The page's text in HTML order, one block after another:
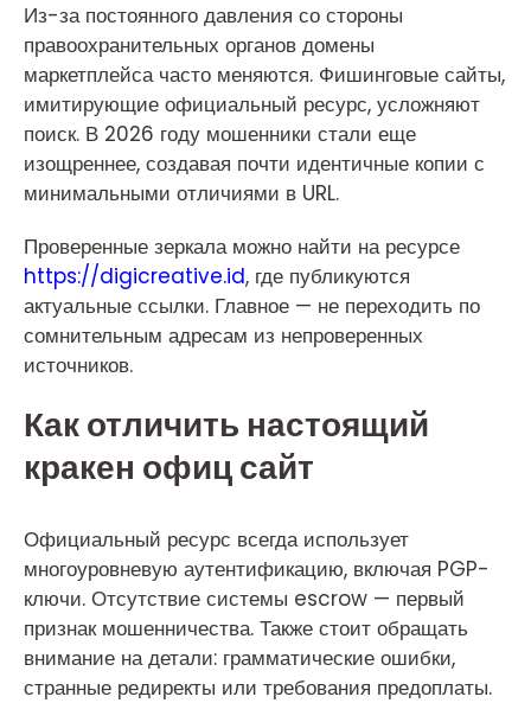
Из-за постоянного давления со стороны
правоохранительных органов домены
маркетплейса часто меняются. Фишинговые сайты,
имитирующие официальный ресурс, усложняют
поиск. В 2026 году мошенники стали еще
изощреннее, создавая почти идентичные копии с
минимальными отличиями в URL.
Проверенные зеркала можно найти на ресурсе
https://digicreative.id, где публикуются
актуальные ссылки. Главное — не переходить по
сомнительным адресам из непроверенных
источников.
Как отличить настоящий
кракен офиц сайт
Официальный ресурс всегда использует
многоуровневую аутентификацию, включая PGP-
ключи. Отсутствие системы escrow — первый
признак мошенничества. Также стоит обращать
внимание на детали: грамматические ошибки,
странные редиректы или требования предоплаты.